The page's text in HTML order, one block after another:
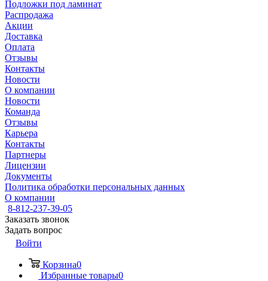
Подложки под ламинат
Распродажа
Акции
Доставка
Оплата
Отзывы
Контакты
Новости
О компании
Новости
Команда
Отзывы
Карьера
Контакты
Партнеры
Лицензии
Документы
Политика обработки персональных данных
О компании
8-812-237-39-05
Заказать звонок
Задать вопрос
Войти
Корзина0
Избранные товары0